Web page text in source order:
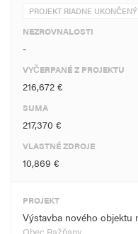
PROJEKT RIADNE
NEZROVNALOSTI
-
VYČERPANÉ Z PROJEKTU
216,672 €
SUMA
217,370 €
VLASTNÉ ZDROJE
10,869 €
PROJEKT
Výstavba nového